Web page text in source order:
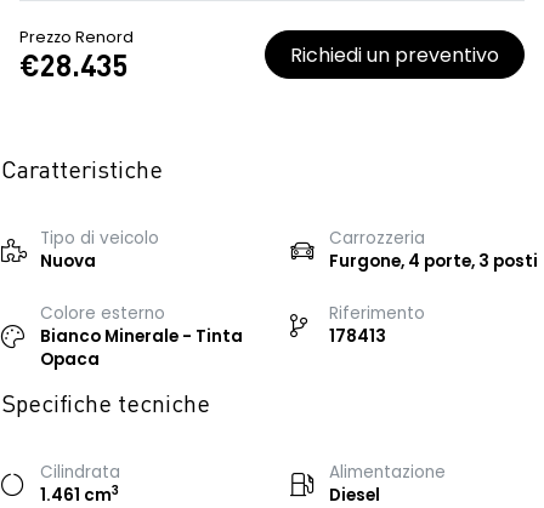
Prezzo Renord
€28.435 Richiedi un preventivo
Caratteristiche
Tipo di veicolo
Nuova
Carrozzeria
Furgone, 4 porte, 3 posti
Colore esterno
Bianco Minerale - Tinta
Opaca
Riferimento
178413
Specifiche tecniche
Cilindrata
1.461 cm3
Alimentazione
Diesel